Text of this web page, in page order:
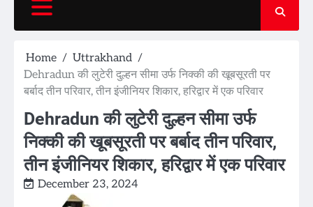
Home
Uttrakhand
Dehradun की लुटेरी दुल्हन सीमा उर्फ निक्की की खूबसूरती पर
बर्बाद तीन परिवार, तीन इंजीनियर शिकार, हरिद्वार में एक परिवार
Dehradun की लुटेरी दुल्हन सीमा उर्फ
निक्की की खूबसूरती पर बर्बाद तीन परिवार,
तीन इंजीनियर शिकार, हरिद्वार में एक परिवार
December 23, 2024